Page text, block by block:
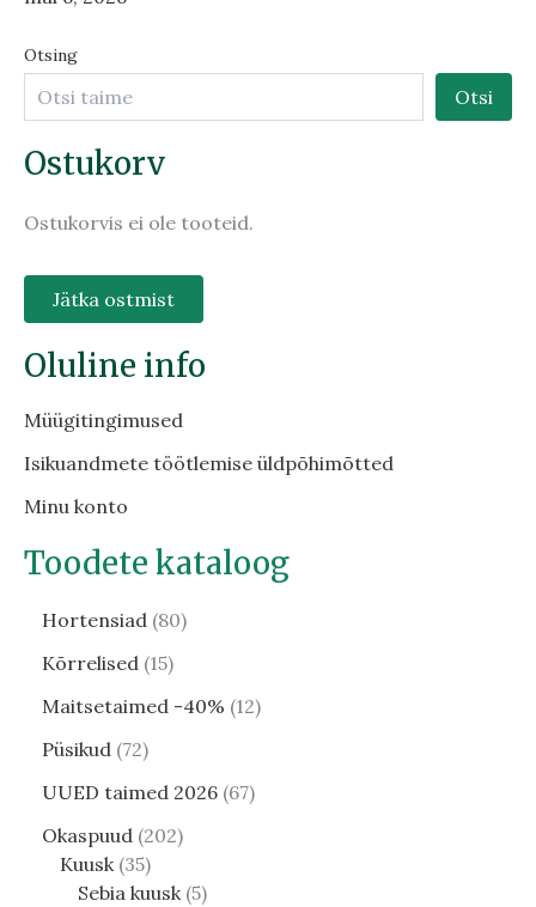
Otsing
Otsi
Ostukorv
Ostukorvis ei ole tooteid.
Jätka ostmist
Oluline info
Müügitingimused
Isikuandmete töötlemise üldpõhimõtted
Minu konto
Toodete kataloog
Hortensiad 80
Kõrrelised 15
Maitsetaimed -40% 12
Püsikud 72
UUED taimed 2026 67
Okaspuud 202
Kuusk 35
Sebia kuusk 5